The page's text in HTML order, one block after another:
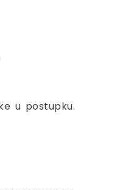
u postupku.